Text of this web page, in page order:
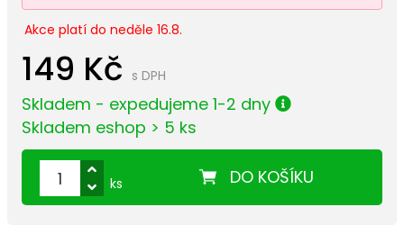
Akce platí do neděle 16.8.
149 Kč s DPH
Skladem - expedujeme 1-2 dny
Skladem eshop > 5 ks
DO KOŠÍKU
ks